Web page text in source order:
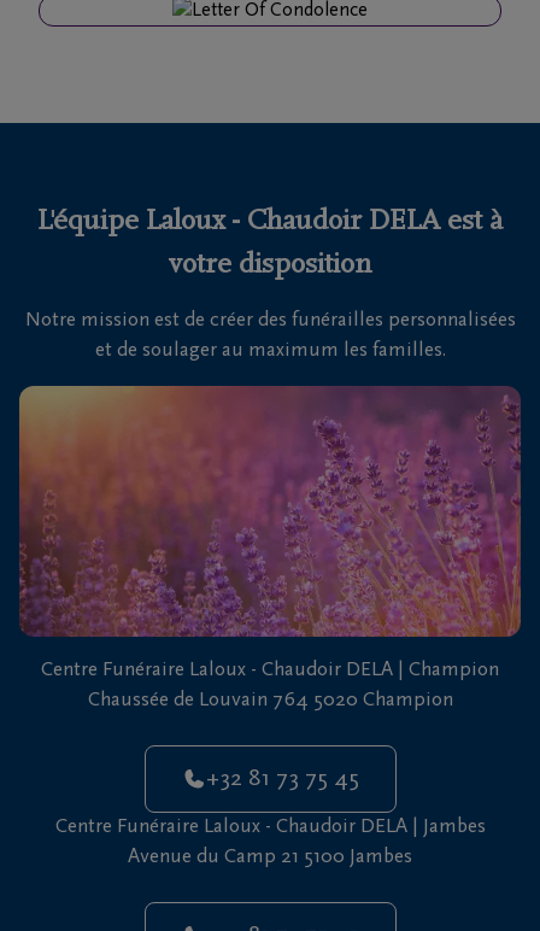
funéraires
fréquemment
Nous
sommes
là pour
75
45
L'équipe Laloux - Chaudoir DELA est à
votre disposition
Notre mission est de créer des funérailles personnalisées
et de soulager au maximum les familles.
Centre Funéraire Laloux - Chaudoir DELA | Champion
Chaussée de Louvain 764 5020 Champion
+32 81 73 75 45
Centre Funéraire Laloux - Chaudoir DELA | Jambes
Avenue du Camp 21 5100 Jambes